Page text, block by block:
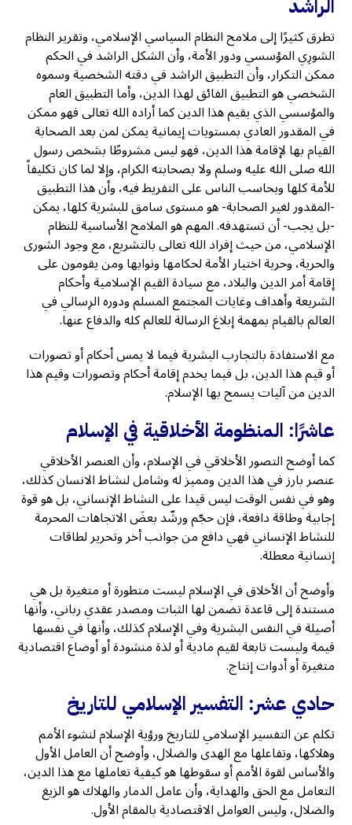
الراشد
تطرق كثيرًا إلى ملامح النظام السياسي الإسلامي، وتقرير النظام
الشورِي المؤسسي ودور الأمة، وأن الشكل الراشد في الحكم
ممكن التكرار، وأن التطبيق الراشد في دقته الشخصية وسموه
الشخصي هو التطبيق الفائق لهذا الدين، وأما التطبيق العام
والمؤسسي الذي يقيم هذا الدين كما أراده الله تعالى فهو ممكن
في المقدور العادي بمستويات إيمانية يمكن لمن بعد الصحابة
القيام بها لإقامة هذا الدين، فهو ليس مشروطًا بشخص رسول
الله صلى الله عليه وسلم ولا بصحابته الكرام، وإلا لما كان تكليفاً
للأمة كلها ويحاسب الناس على التفريط فيه، وأن هذا التطبيق
-المقدور لغير الصحابة- هو مستوى سامق للبشرية كلها، يمكن
-بل يجب- أن تستهدفه. المهم هو الملامح الأساسية للنظام
الإسلامي، من حيث إفراد الله تعالى بالتشريع، مع وجود الشورى
والحرية، وحرية اختيار الأمة لحكامها ونوابها ومن يقومون على
إقامة أمر الدين والبلاد، مع سيادة القيم الإسلامية وأحكام
الشريعة وأهداف وغايات المجتمع المسلم ودوره الرِسالي في
العالم بالقيام بمهمة إبلاغ الرسالة للعالم كله والدفاع عنها.
مع الاستفادة بالتجارب البشرية فيما لا يمس أحكام أو تصورات
أو قيم هذا الدين، بل فيما يخدم إقامة أحكام وتصورات وقيم هذا
الدين من آليات يسمح بها الإسلام.
عاشرًا: المنظومة الأخلاقية في الإسلام
كما أوضح التصور الأخلاقي في الإسلام، وأن العنصر الأخلاقي
عنصر بارز في هذا الدين ومميز له وشامل لنشاط الانسان كذلك،
وهو في نفس الوقت ليس قيدا على النشاط الإنساني، بل هو قوة
إجابية وطاقة دافعة، فإن حجّم ورشّد بعضَ الاتجاهات المحرمة
للنشاط الإنساني فهي دافع من جوانب أخر وتحرير لطاقات
إنسانية معطلة.
وأوضح أن الأخلاق في الإسلام ليست متطورة أو متغيرة بل هي
مستندة إلى قاعدة تضمن لها الثبات ومصدر عقدي رباني، وأنها
أصيلة في النفس البشرية وفي الإسلام كذلك، وأنها في نفسها
قيمة وليست تابعة لقيم مادية أو لذة منشودة أو أوضاع اقتصادية
متغيرة أو أدوات إنتاج.
حادي عشر: التفسير الإسلامي للتاريخ
تكلم عن التفسير الإسلامي للتاريخ ورؤية الإسلام لنشوء الأمم
وهلاكها، وتفاعلها مع الهدى والضلال، وأوضح أن العامل الأول
والأساس لقوة الأمم أو سقوطها هو كيفية تعاملها مع هذا الدين،
التعامل مع الحق والهداية، وأن عامل الدمار والهلاك هو الزيغ
والضلال، وليس العوامل الاقتصادية بالمقام الأول.